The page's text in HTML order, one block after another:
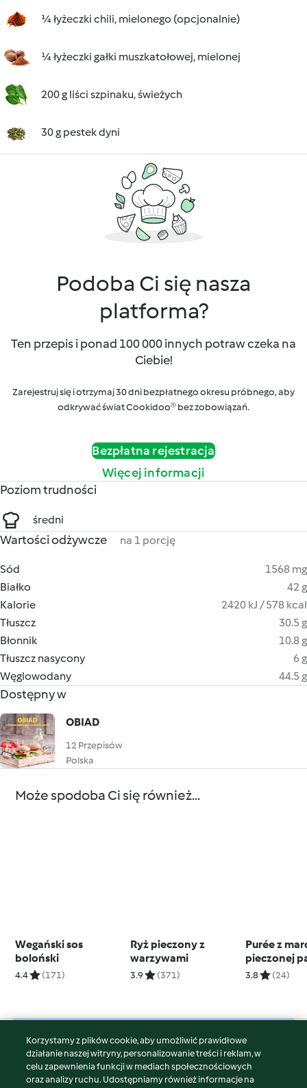
¼ łyżeczki chili, mielonego (opcjonalnie)
¼ łyżeczki gałki muszkatołowej, mielonej
200 g liści szpinaku, świeżych
30 g pestek dyni
Podoba Ci się nasza
platforma?
Ten przepis i ponad 100 000 innych potraw czeka na
Ciebie!
Zarejestruj się i otrzymaj 30 dni bezpłatnego okresu próbnego, aby
odkrywać świat Cookidoo® bez zobowiązań.
Bezpłatna rejestracja
Więcej informacji
Poziom trudności
średni
Wartości odżywcze na 1 porcję
Sód
1568 mg
Białko
42 g
Kalorie
2420 kJ / 578 kcal
Tłuszcz
30.5 g
Błonnik
10.8 g
Tłuszcz nasycony
6 g
Węglowodany
44.5 g
Dostępny w
OBIAD
12 Przepisów
Polska
Może spodoba Ci się również...
Wegański sos
boloński
4.4 (171)
Ryż pieczony z
warzywami
3.9 (371)
Purée z
pieczonej
3.8 (24)
© Copyright 2026
Warunki korzystania
Korzystamy z plików cookie, aby umożliwić prawidłowe
działanie naszej witryny, personalizowanie treści i reklam, w
celu zapewnienia funkcji w mediach społecznościowych
oraz analizy ruchu. Udostępniamy również informacje na